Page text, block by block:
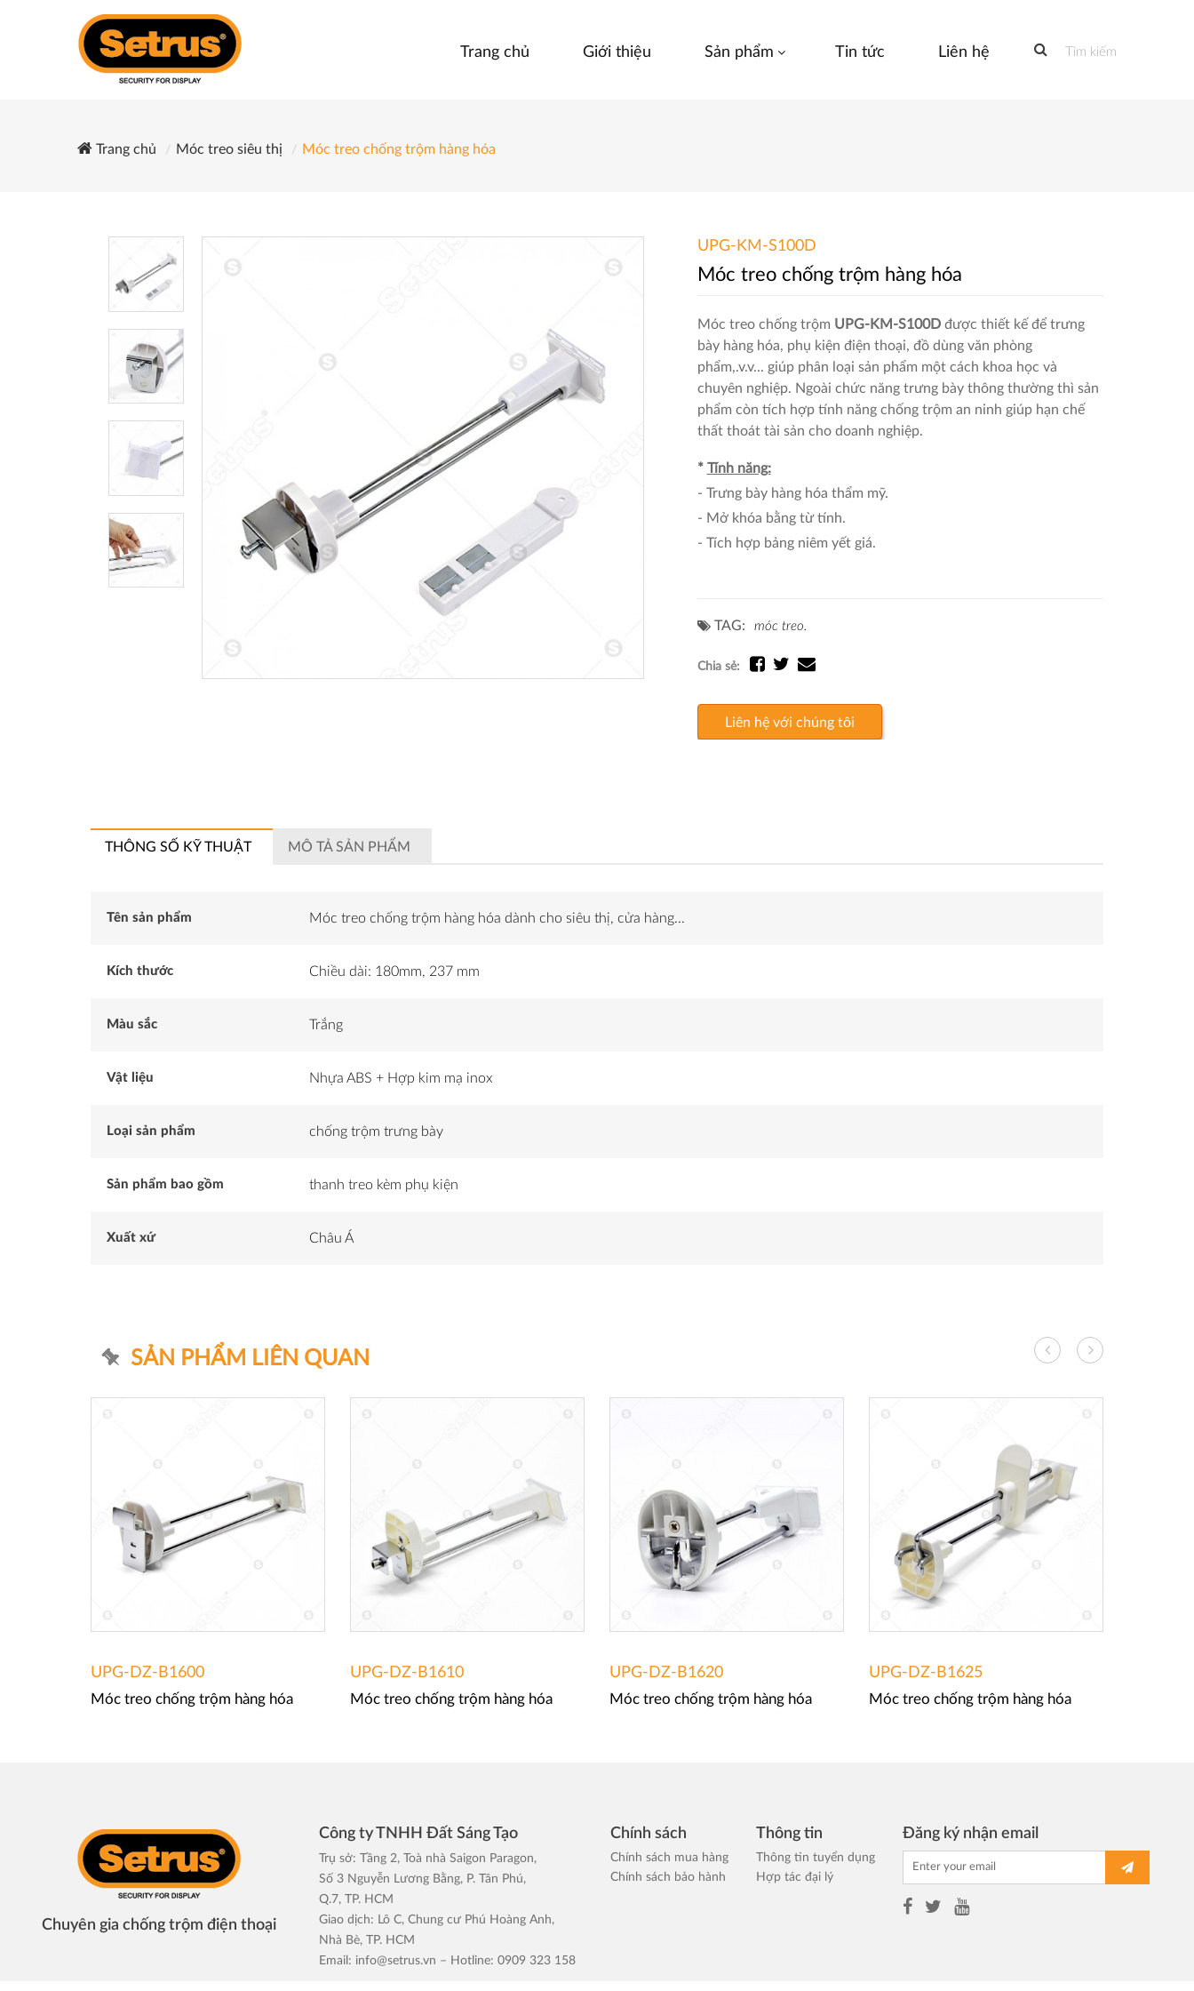
Tìm kiếm
Trang chủ Giới thiệu Sản phẩm Tin tức Liên hệ
Trang chủ Móc treo siêu thị Móc treo chống trộm hàng hóa
UPG-KM-S100D
Móc treo chống trộm hàng hóa
Móc treo chống trộm UPG-KM-S100Dđược thiết kế để trưng
bày hàng hóa, phụ kiện điện thoại, đồ dùng văn phòng
phẩm,.v.v... giúp phân loại sản phẩm một cách khoa học và
chuyên nghiệp. Ngoài chức năng trưng bày thông thường thì sản
phẩm còn tích hợp tính năng chống trộm an ninh giúp hạn chế
thất thoát tài sản cho doanh nghiệp.
* Tính năng:
- Trưng bày hàng hóa thẩm mỹ.
- Mở khóa bằng từ tính.
- Tích hợp bảng niêm yết giá.
TAG: móc treo.
Chia sẻ:
Liên hệ với chúng tôi
THÔNG SỐ KỸ THUẬT MÔ TẢ SẢN PHẨM
Tên sản phẩm Móc treo chống trộm hàng hóa dành cho siêu thị, cửa hàng...
Kích thước Chiều dài: 180mm, 237 mm
Màu sắc Trắng
Vật liệu Nhựa ABS + Hợp kim mạ inox
Loại sản phẩm chống trộm trưng bày
Sản phẩm bao gồm thanh treo kèm phụ kiện
Xuất xứ Châu Á
SẢN PHẨM LIÊN QUAN
UPG-DZ-B1600
Móc treo chống trộm hàng hóa
UPG-DZ-B1610
Móc treo chống trộm hàng hóa
UPG-DZ-B1620
Móc treo chống trộm hàng hóa
UPG-DZ-B1625
Móc treo chống trộm hàng hóa
Chuyên gia chống trộm điện thoại
Công ty TNHH Đất Sáng Tạo
Trụ sở: Tầng 2, Toà nhà Saigon Paragon,
Số 3 Nguyễn Lương Bằng, P. Tân Phú,
Q.7, TP. HCM
Giao dịch: Lô C, Chung cư Phú Hoàng Anh,
Nhà Bè, TP. HCM
Email: info@setrus.vn – Hotline: 0909 323 158
Chính sách
Chính sách mua hàng
Chính sách bảo hành
Thông tin
Thông tin tuyển dụng
Hợp tác đại lý
Đăng ký nhận email